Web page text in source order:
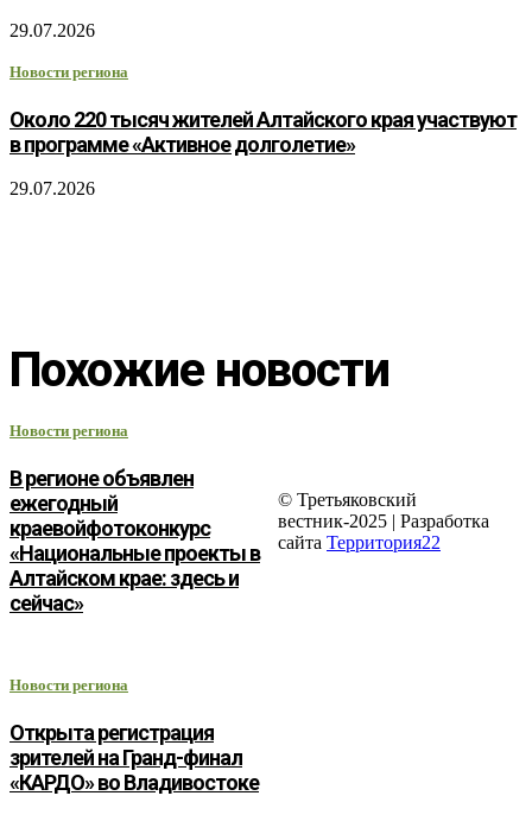
29.07.2026
Новости региона
Около 220 тысяч жителей Алтайского края участвуют
в программе «Активное долголетие»
29.07.2026
Похожие новости
Новости региона
В регионе объявлен
ежегодный
краевойфотоконкурс
«Национальные проекты в
Алтайском крае: здесь и
сейчас»
Новости региона
Открыта регистрация
зрителей на Гранд-финал
«КАРДО» во Владивостоке
© Третьяковский
вестник-2025 | Разработка
сайта Территория22